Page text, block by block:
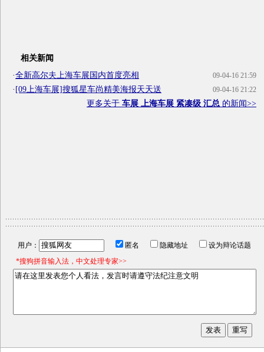
相关新闻
09-04-16 21:59
·全新高尔夫上海车展国内首度亮相
09-04-16 21:22
· [09上海车展]搜狐星车尚精美海报天天送
更多关于 车展 上海车展 紧凑级 汇总 的新闻>>
用户： 匿名 隐藏地址
设为辩论话题
*搜狗拼音输入法，中文处理专家>>